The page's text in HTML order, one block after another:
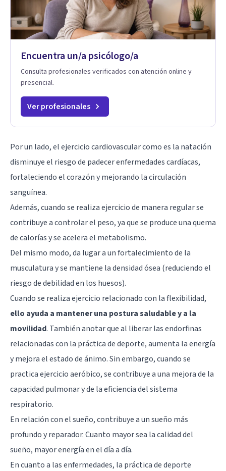
Encuentra un/a psicólogo/a
Consulta profesionales verificados con atención online y
presencial.
Ver profesionales
Por un lado, el ejercicio cardiovascular como es la natación
disminuye el riesgo de padecer enfermedades cardíacas,
fortaleciendo el corazón y mejorando la circulación
sanguínea.
Además, cuando se realiza ejercicio de manera regular se
contribuye a controlar el peso, ya que se produce una quema
de calorías y se acelera el metabolismo.
Del mismo modo, da lugar a un fortalecimiento de la
musculatura y se mantiene la densidad ósea (reduciendo el
riesgo de debilidad en los huesos).
Cuando se realiza ejercicio relacionado con la flexibilidad,
ello ayuda a mantener una postura saludable y a la
movilidad. También anotar que al liberar las endorfinas
relacionadas con la práctica de deporte, aumenta la energía
y mejora el estado de ánimo. Sin embargo, cuando se
practica ejercicio aeróbico, se contribuye a una mejora de la
capacidad pulmonar y de la eficiencia del sistema
respiratorio.
En relación con el sueño, contribuye a un sueño más
profundo y reparador. Cuanto mayor sea la calidad del
sueño, mayor energía en el día a día.
En cuanto a las enfermedades, la práctica de deporte